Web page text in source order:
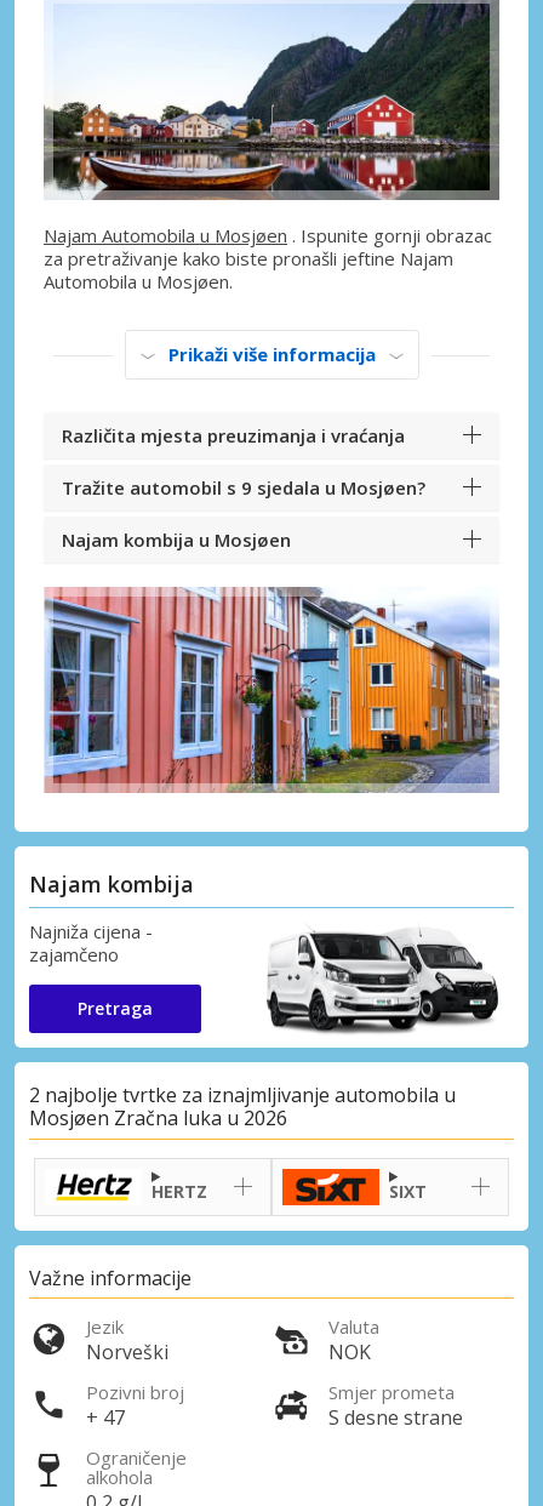
Najam Automobila u Mosjøen . Ispunite gornji obrazac
za pretraživanje kako biste pronašli jeftine Najam
Automobila u Mosjøen.
Prikaži više informacija
Različita mjesta preuzimanja i vraćanja
Tražite automobil s 9 sjedala u Mosjøen?
Najam kombija u Mosjøen
Najam kombija
Najniža cijena -
zajamčeno
Pretraga
2 najbolje tvrtke za iznajmljivanje automobila u
Mosjøen Zračna luka u 2026
HERTZ SIXT
Važne informacije
Jezik
Norveški
Valuta
NOK
Pozivni broj
+ 47
Smjer prometa
S desne strane
Ograničenje
alkohola